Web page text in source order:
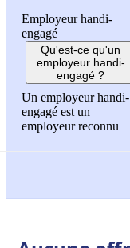
Employeur handi-
engagé
Qu'est-ce qu'un
employeur handi-
engagé ?
Un employeur handi-
engagé est un
employeur reconnu